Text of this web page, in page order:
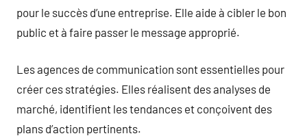
pour le succès d’une entreprise. Elle aide à cibler le bon
public et à faire passer le message approprié.
Les agences de communication sont essentielles pour
créer ces stratégies. Elles réalisent des analyses de
marché, identifient les tendances et conçoivent des
plans d’action pertinents.